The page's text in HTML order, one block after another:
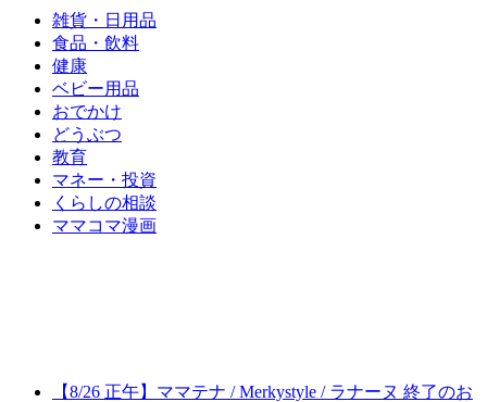
雑貨・日用品
食品・飲料
健康
ベビー用品
おでかけ
どうぶつ
教育
マネー・投資
くらしの相談
ママコマ漫画
【8/26 正午】ママテナ / Merkystyle / ラナーヌ 終了のお